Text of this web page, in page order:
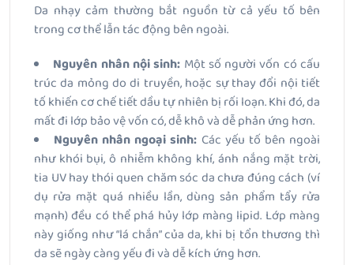
Da nhạy cảm thường bắt nguồn từ cả yếu tố bên
trong cơ thể lẫn tác động bên ngoài.
Nguyên nhân nội sinh: Một số người vốn có cấu
trúc da mỏng do di truyền, hoặc sự thay đổi nội tiết
tố khiến cơ chế tiết dầu tự nhiên bị rối loạn. Khi đó, da
mất đi lớp bảo vệ vốn có, dễ khô và dễ phản ứng hơn.
Nguyên nhân ngoại sinh: Các yếu tố bên ngoài
như khói bụi, ô nhiễm không khí, ánh nắng mặt trời,
tia UV hay thói quen chăm sóc da chưa đúng cách (ví
dụ rửa mặt quá nhiều lần, dùng sản phẩm tẩy rửa
mạnh) đều có thể phá hủy lớp màng lipid. Lớp màng
này giống như “lá chắn” của da, khi bị tổn thương thì
da sẽ ngày càng yếu đi và dễ kích ứng hơn.